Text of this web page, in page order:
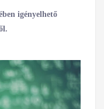
igényelhető